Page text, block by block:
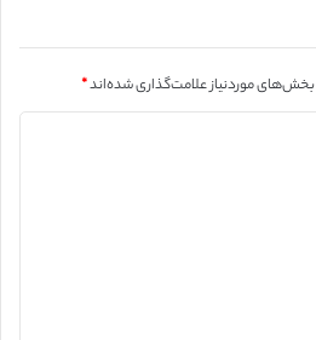
بخش‌های موردنیاز علامت‌گذاری شده‌اند*